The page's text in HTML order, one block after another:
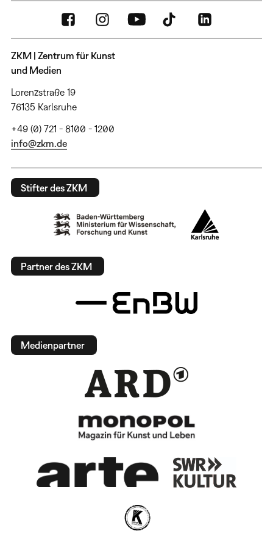
ZKM | Zentrum für Kunst
und Medien
Lorenzstraße 19
76135 Karlsruhe
+49 (0) 721 - 8100 - 1200
info@zkm.de
Stifter des ZKM
Partner des ZKM
Medienpartner